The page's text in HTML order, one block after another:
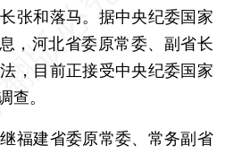
张和落马。据中央纪委国家
，河北省委原常委、副省长
，目前正接受中央纪委国家
查。
建省委原常委、常务副省